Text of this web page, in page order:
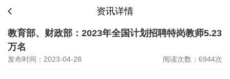
资讯详情
教育部、财政部：2023年全国计划招聘特岗教师5.23
万名
发布时间：2023-04-28 阅读次数：6944次